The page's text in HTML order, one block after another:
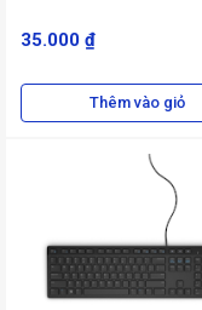
35.000 ₫
Thêm vào giỏ